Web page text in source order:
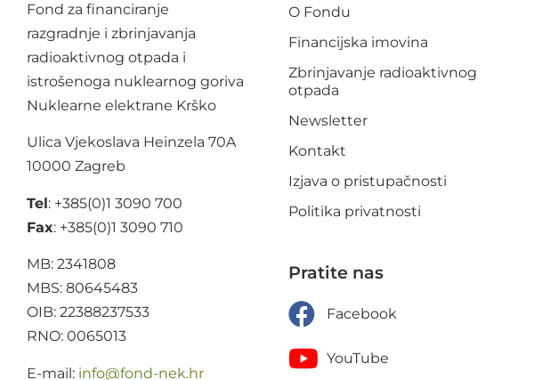
Fond za financiranje
razgradnje i zbrinjavanja
radioaktivnog otpada i
istrošenoga nuklearnog goriva
Nuklearne elektrane Krško
Ulica Vjekoslava Heinzela 70A
10000 Zagreb
Tel: +385(0)1 3090 700
Fax: +385(0)1 3090 710
MB: 2341808
MBS: 80645483
OIB: 22388237533
RNO: 0065013
E-mail: rh.ken-dnof
@ofni
O Fondu
Financijska imovina
Zbrinjavanje radioaktivnog
otpada
Newsletter
Kontakt
Izjava o pristupačnosti
Politika privatnosti
Pratite nas
Facebook
YouTube